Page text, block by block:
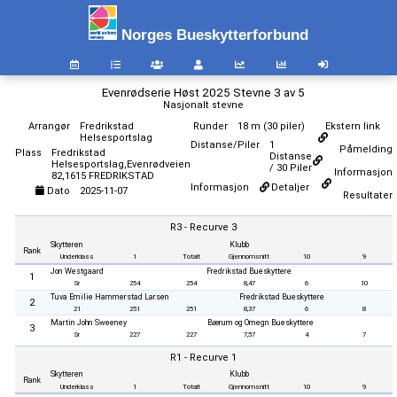
Norges Bueskytterforbund
Evenrødserie Høst 2025 Stevne 3 av 5
Nasjonalt stevne
Arrangør
Fredrikstad
Helsesportslag
Plass
Fredrikstad
Helsesportslag,Evenrødveien
82,1615 FREDRIKSTAD
Dato
2025-11-07
Runder
18 m (30 piler)
Distanse/Piler
1
Distanse
/ 30 Piler
Informasjon
Detaljer
Ekstern link
Påmelding
Informasjon
Resultater
R3 - Recurve 3
Rank
Skytteren Klubb
Underklass 1 Totalt Gjennomsnitt 10 9
1
Jon Westgaard Fredrikstad Bueskyttere
Sr 254 254 8,47 6 10
2
Tuva Emilie Hammerstad Larsen Fredrikstad Bueskyttere
21 251 251 8,37 6 8
3
Martin John Sweeney Bærum og Omegn Bueskyttere
Sr 227 227 7,57 4 7
R1 - Recurve 1
Rank
Skytteren Klubb
Underklass 1 Totalt Gjennomsnitt 10 9